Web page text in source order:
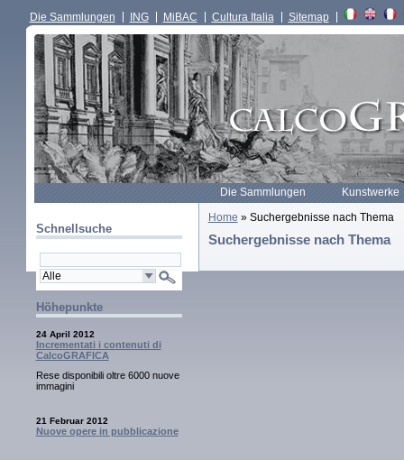
Die Sammlungen ING MiBAC Cultura Italia Sitemap
Die Sammlungen Kunstwerke
Schnellsuche
Höhepunkte
24 April 2012
Incrementati i contenuti di
CalcoGRAFICA
Rese disponibili oltre 6000 nuove
immagini
21 Februar 2012
Nuove opere in pubblicazione
Home » Suchergebnisse nach Thema
Suchergebnisse nach Thema